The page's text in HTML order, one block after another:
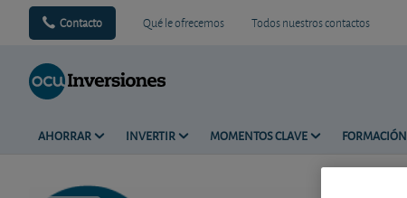
Contacto Qué le ofrecemos Todos nuestros contactos
AHORRAR INVERTIR MOMENTOS CLAVE FORMACIÓN